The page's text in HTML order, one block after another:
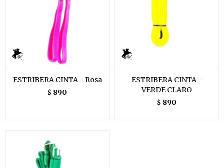
ESTRIBERA CINTA - Rosa
$ 890
ESTRIBERA CINTA -
VERDE CLARO
$ 890